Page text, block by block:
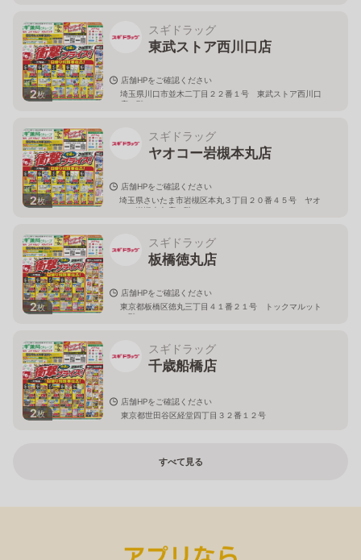
2枚
スギドラッグ
東武ストア西川口店
店舗HPをご確認ください
埼玉県川口市並木二丁目２２番１号 東武ストア西川口
店２階
2枚
スギドラッグ
ヤオコー岩槻本丸店
店舗HPをご確認ください
埼玉県さいたま市岩槻区本丸３丁目２０番４５号 ヤオ
コー岩槻本丸店２階
2枚
スギドラッグ
板橋徳丸店
店舗HPをご確認ください
東京都板橋区徳丸三丁目４１番２１号 トックマルット
１階
2枚
スギドラッグ
千歳船橋店
店舗HPをご確認ください
東京都世田谷区経堂四丁目３２番１２号
すべて見る